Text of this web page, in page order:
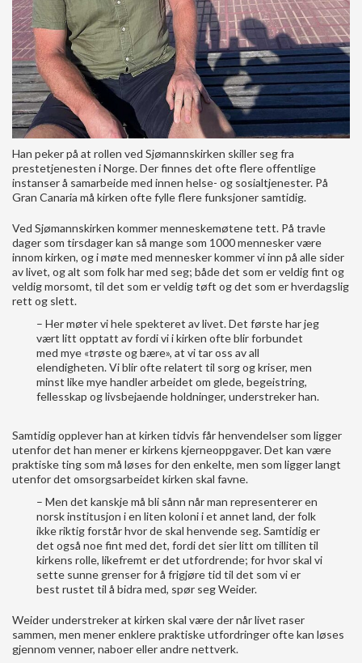
Han peker på at rollen ved Sjømannskirken skiller seg fra
prestetjenesten i Norge. Der finnes det ofte flere offentlige
instanser å samarbeide med innen helse- og sosialtjenester. På
Gran Canaria må kirken ofte fylle flere funksjoner samtidig.
Ved Sjømannskirken kommer menneskemøtene tett. På travle
dager som tirsdager kan så mange som 1000 mennesker være
innom kirken, og i møte med mennesker kommer vi inn på alle sider
av livet, og alt som folk har med seg; både det som er veldig fint og
veldig morsomt, til det som er veldig tøft og det som er hverdagslig
rett og slett.
– Her møter vi hele spekteret av livet. Det første har jeg
vært litt opptatt av fordi vi i kirken ofte blir forbundet
med mye «trøste og bære», at vi tar oss av all
elendigheten. Vi blir ofte relatert til sorg og kriser, men
minst like mye handler arbeidet om glede, begeistring,
fellesskap og livsbejaende holdninger, understreker han.
Samtidig opplever han at kirken tidvis får henvendelser som ligger
utenfor det han mener er kirkens kjerneoppgaver. Det kan være
praktiske ting som må løses for den enkelte, men som ligger langt
utenfor det omsorgsarbeidet kirken skal favne.
– Men det kanskje må bli sånn når man representerer en
norsk institusjon i en liten koloni i et annet land, der folk
ikke riktig forstår hvor de skal henvende seg. Samtidig er
det også noe fint med det, fordi det sier litt om tilliten til
kirkens rolle, likefremt er det utfordrende; for hvor skal vi
sette sunne grenser for å frigjøre tid til det som vi er
best rustet til å bidra med, spør seg Weider.
Weider understreker at kirken skal være der når livet raser
sammen, men mener enklere praktiske utfordringer ofte kan løses
gjennom venner, naboer eller andre nettverk.